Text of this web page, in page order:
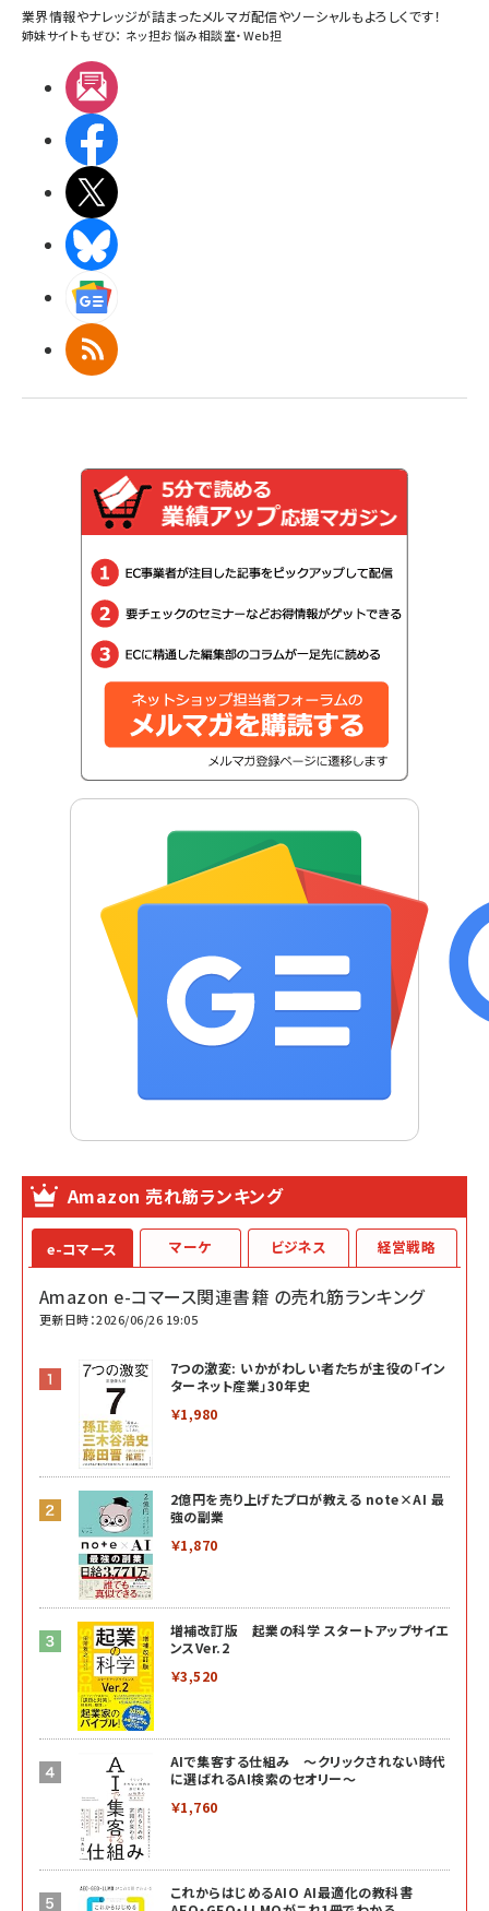
業界情報やナレッジが詰まったメルマガ配信やソーシャルもよろしくです！
姉妹サイトもぜひ： ネッ担お悩み相談室・Web担
RSS
Amazon 売れ筋ランキング
e-コマース
Amazon e-コマース関連書籍 の売れ筋ランキング
更新日時：2026/06/26 19:05
7つの激変: いかがわしい者たちが主役の「イン
ターネット産業」30年史
￥1,980
2億円を売り上げたプロが教える note×AI 最
強の副業
￥1,870
増補改訂版 起業の科学 スタートアップサイエ
ンスVer.2
￥3,520
AIで集客する仕組み ～クリックされない時代
に選ばれるAI検索のセオリー～
￥1,760
これからはじめるAIO AI最適化の教科書
マーケ ビジネス 経営戦略